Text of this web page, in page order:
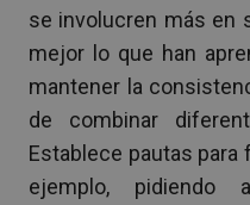
se involucren más en
mejor lo que han
mantener la
de combinar
Establece pautas
ejemplo,